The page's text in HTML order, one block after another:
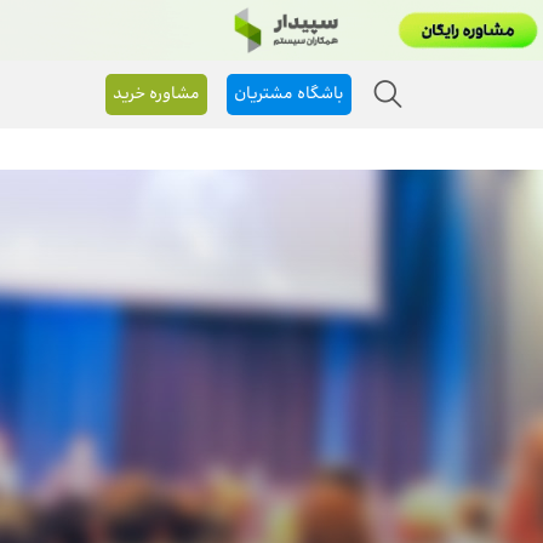
باشگاه مشتریان مشاوره خرید